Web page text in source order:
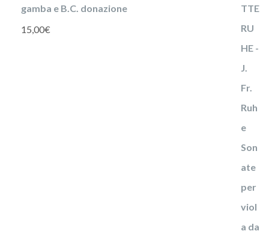
gamba e B.C. donazione
15,00€